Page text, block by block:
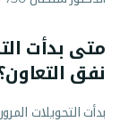
متى بدأت
نفق